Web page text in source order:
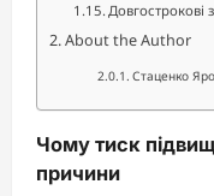
Довгострокові
About the Author
Стаценко
Чому тиск
причини